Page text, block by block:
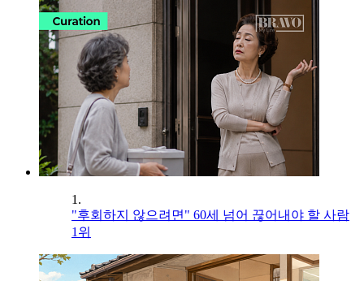
1.
"후회하지 않으려면" 60세 넘어 끊어내야 할 사람
1위